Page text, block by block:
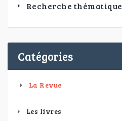
Recherche thématique
Catégories
La Revue
Les livres